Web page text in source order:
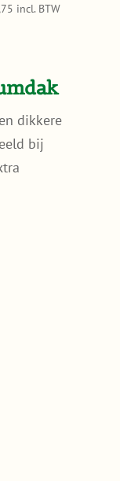
Prijsklasse:
incl. BTW
dikkere
bij